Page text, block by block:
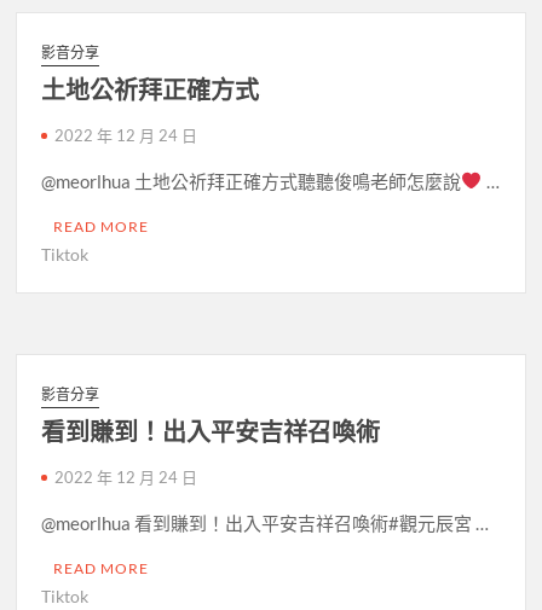
影音分享
土地公祈拜正確方式
2022 年 12 月 24 日
@meorlhua 土地公祈拜正確方式聽聽俊鳴老師怎麼說
READ MORE
Tiktok
影音分享
看到賺到！出入平安吉祥召喚術
2022 年 12 月 24 日
@meorlhua 看到賺到！出入平安吉祥召喚術#觀元辰宮 …
READ MORE
Tiktok